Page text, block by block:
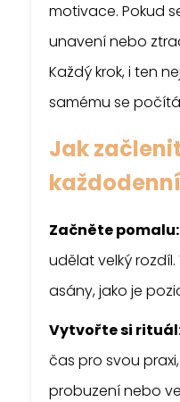
motivace. Pokud
unavení nebo
Každý krok, i ten
samému se
Jak
Začněte pomalu:
udělat velký
asány, jako je
Vytvořte si
čas pro svou
probuzení nebo